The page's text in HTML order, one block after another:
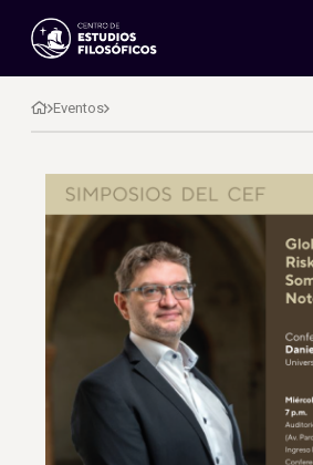
Eventos
Novedades
Investigación
Redes
Publicaciones
Galería
EN
Acerca de nosotros
Reglamento
Convenios
Eventos